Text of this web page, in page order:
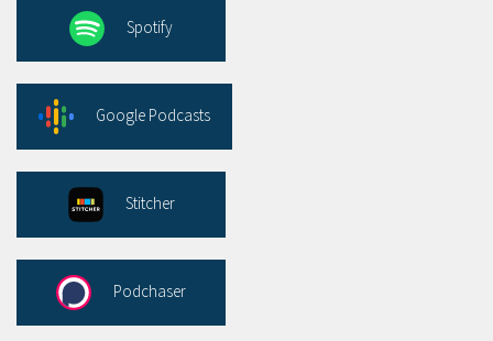
Spotify
Google Podcasts
Stitcher
Podchaser